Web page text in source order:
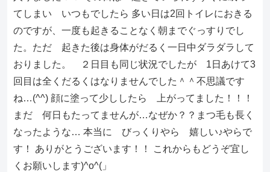
てしまい いつもでしたら 多い日は2回トイレにおきる
のですが、一度も起きることなく朝までぐっすりでし
た。ただ 起きた後は身体がだるく一日中ダラダラして
おりました。 ２日目も同じ状況でしたが 1日あけて3
回目は全くだるくはなりませんでした＾＾不思議です
ね…(^^) 顔に塗って少ししたら 上がってました！！！
まだ 何日もたってませんが…なぜか？？まつ毛も長く
なったような… 本当に びっくりやら 嬉しい♪やらで
す！ ありがとうございます！！ これからもどうぞ宜し
くお願いします)^o^(」